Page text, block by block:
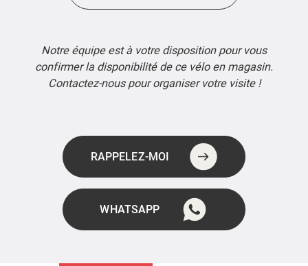
Notre équipe est à votre disposition pour vous
confirmer la disponibilité de ce vélo en magasin.
Contactez-nous pour organiser votre visite !
RAPPELEZ-MOI
WHATSAPP